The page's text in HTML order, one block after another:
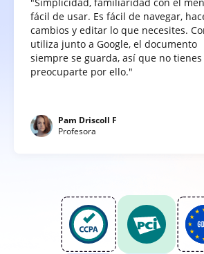
fácil de usar. Es fácil de navegar,
cambios y editar lo que necesites.
utiliza junto a Google, el documento
siempre se guarda, así que no
preocuparte por ello."
Pam Driscoll F
Profesora